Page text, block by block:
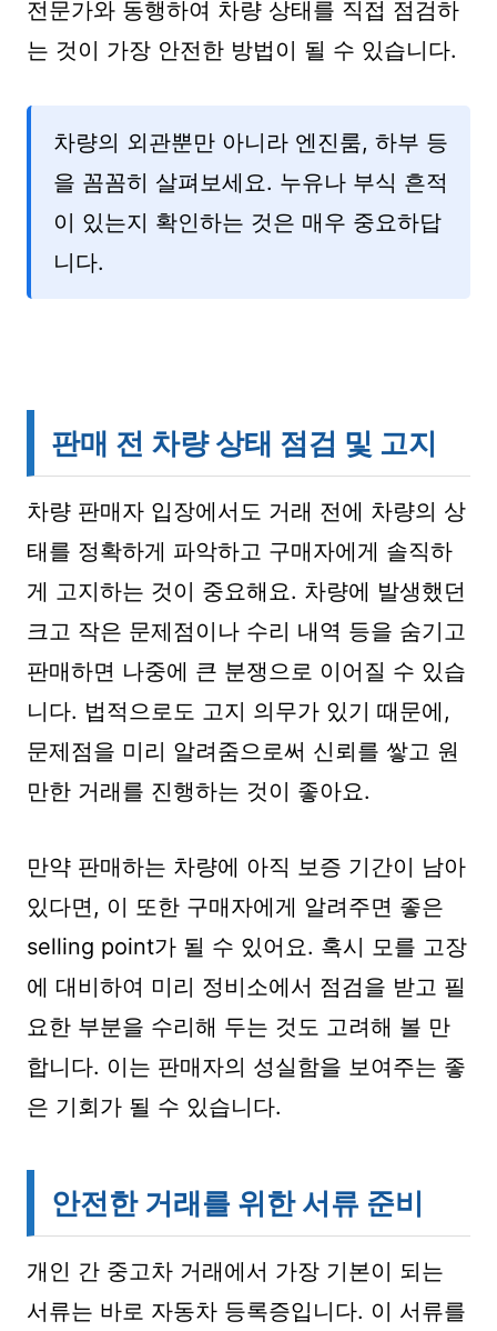
전문가와 동행하여 차량 상태를 직접 점검하
는 것이 가장 안전한 방법이 될 수 있습니다.
차량의 외관뿐만 아니라 엔진룸, 하부 등
을 꼼꼼히 살펴보세요. 누유나 부식 흔적
이 있는지 확인하는 것은 매우 중요하답
니다.
판매 전 차량 상태 점검 및 고지
차량 판매자 입장에서도 거래 전에 차량의 상
태를 정확하게 파악하고 구매자에게 솔직하
게 고지하는 것이 중요해요. 차량에 발생했던
크고 작은 문제점이나 수리 내역 등을 숨기고
판매하면 나중에 큰 분쟁으로 이어질 수 있습
니다. 법적으로도 고지 의무가 있기 때문에,
문제점을 미리 알려줌으로써 신뢰를 쌓고 원
만한 거래를 진행하는 것이 좋아요.
만약 판매하는 차량에 아직 보증 기간이 남아
있다면, 이 또한 구매자에게 알려주면 좋은
selling point가 될 수 있어요. 혹시 모를 고장
에 대비하여 미리 정비소에서 점검을 받고 필
요한 부분을 수리해 두는 것도 고려해 볼 만
합니다. 이는 판매자의 성실함을 보여주는 좋
은 기회가 될 수 있습니다.
안전한 거래를 위한 서류 준비
개인 간 중고차 거래에서 가장 기본이 되는
서류는 바로 자동차 등록증입니다. 이 서류를